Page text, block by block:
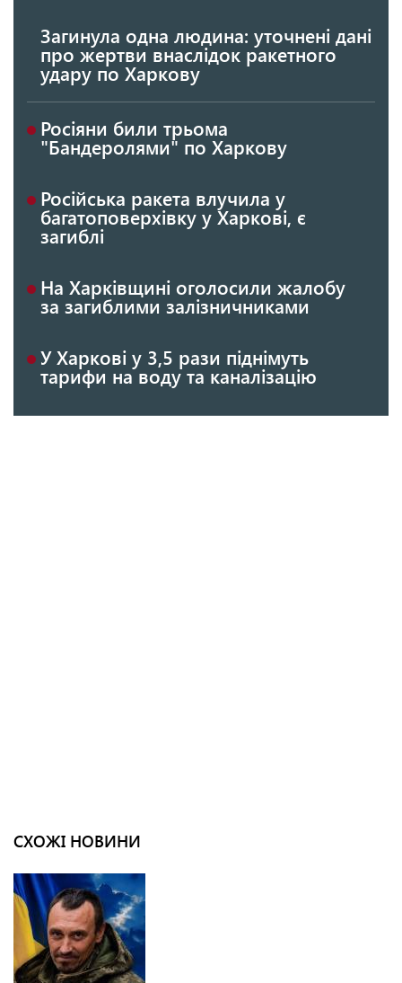
Загинула одна людина: уточнені дані
про жертви внаслідок ракетного
удару по Харкову
Росіяни били трьома
"Бандеролями" по Харкову
Російська ракета влучила у
багатоповерхівку у Харкові, є
загиблі
На Харківщині оголосили жалобу
за загиблими залізничниками
У Харкові у 3,5 рази піднімуть
тарифи на воду та каналізацію
СХОЖІ НОВИНИ